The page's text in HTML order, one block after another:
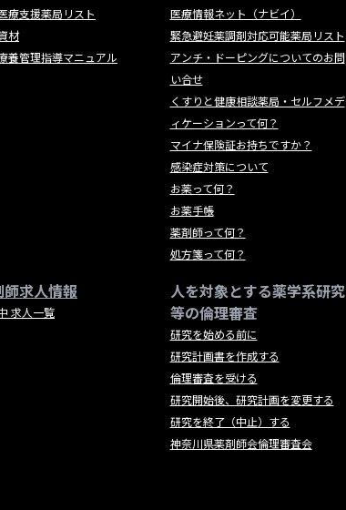
療支援薬局リスト
材
養管理指導マニュアル
医療情報ネット（ナビイ）
緊急避妊薬調剤対応可能薬局リスト
アンチ・ドーピングについてのお問
い合せ
くすりと健康相談薬局・セルフメデ
ィケーションって何？
マイナ保険証お持ちですか？
感染症対策について
お薬って何？
お薬手帳
薬剤師って何？
処方箋って何？
師求人情報
求人一覧
人を対象とする薬学系研究
等の倫理審査
研究を始める前に
研究計画書を作成する
倫理審査を受ける
研究開始後、研究計画を変更する
研究を終了（中止）する
神奈川県薬剤師会倫理審査会